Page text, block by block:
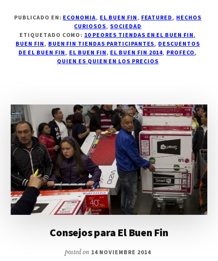
PUBLICADO EN: ECONOMIA, EL BUEN FIN, FEATURED, HECHOS
CURIOSOS, SOCIEDAD
ETIQUETADO COMO: 10 PEORES TIENDAS EN EL BUEN FIN,
BUEN FIN, BUEN FIN TIENDAS PARTICIPANTES, DESCUENTOS
DE EL BUEN FIN, EL BUEN FIN, EL BUEN FIN 2014, PROFECO,
QUIEN ES QUIEN EN LOS PRECIOS
Consejos para El Buen Fin
posted on 14 NOVIEMBRE 2014